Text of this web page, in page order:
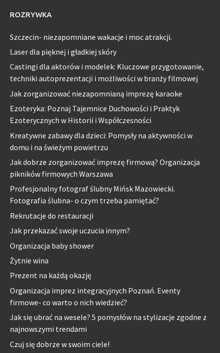
ROZRYWKA
Szczecin- niezapomniane wakacje i moc atrakcji.
Laser dla pięknej i gładkiej skóry
Castingi dla aktorów i modelek: Kluczowe przygotowanie,
techniki autoprezentacji i możliwości w branży filmowej
Jak zorganizować niezapomnianą imprezę karaoke
Ezoteryka: Poznaj Tajemnice Duchowości i Praktyk
Ezoterycznych w Historii i Współczesności
Kreatywne zabawy dla dzieci: Pomysły na aktywności w
domu i na świeżym powietrzu
Jak dobrze zorganizować imprezę firmową? Organizacja
pikników firmowych Warszawa
Profesjonalny fotograf ślubny Mińsk Mazowiecki.
Fotografia ślubna- o czym trzeba pamiętać?
Rekrutacje do restauracji
Jak przekazać swoje uczucia innym?
Organizacja baby shower
Żytnie wina
Prezent na każdą okazję
Organizacja imprez integracyjnych Poznań. Eventy
firmowe- co warto o nich wiedzieć?
Jak się ubrać na wesele? 5 pomysłów na stylizacje zgodne z
najnowszymi trendami
Czuj się dobrze w swoim ciele!